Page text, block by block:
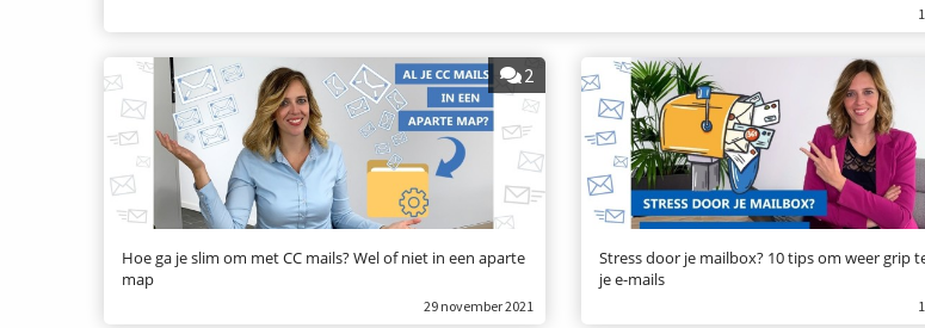
2
Hoe ga je slim om met CC mails? Wel of niet in een aparte
map
29 november 2021
Stress door je mailbox? 10 tips om weer grip
je e-mails